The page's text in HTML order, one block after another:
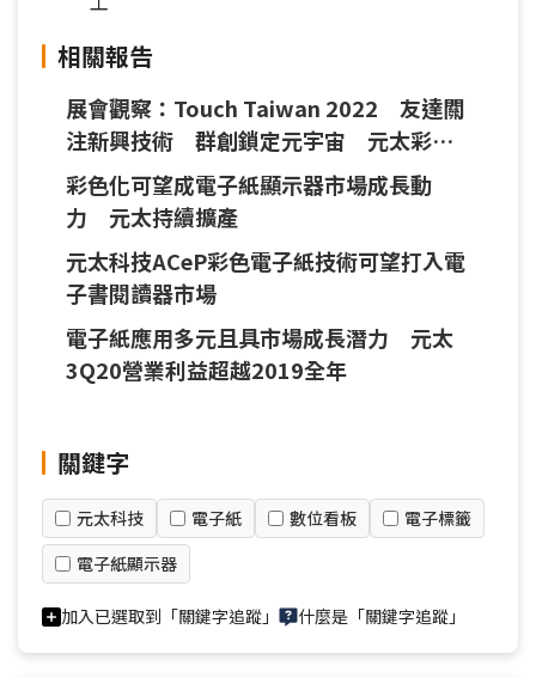
相關報告
展會觀察：Touch Taiwan 2022 友達關
注新興技術 群創鎖定元宇宙 元太彩色
電子紙再改良
彩色化可望成電子紙顯示器市場成長動
力 元太持續擴產
元太科技ACeP彩色電子紙技術可望打入電
子書閱讀器市場
電子紙應用多元且具市場成長潛力 元太
3Q20營業利益超越2019全年
關鍵字
元太科技 電子紙 數位看板
電子標籤
電子紙顯示器
加入已選取到「關鍵字追蹤」 什麼是「關鍵字追蹤」